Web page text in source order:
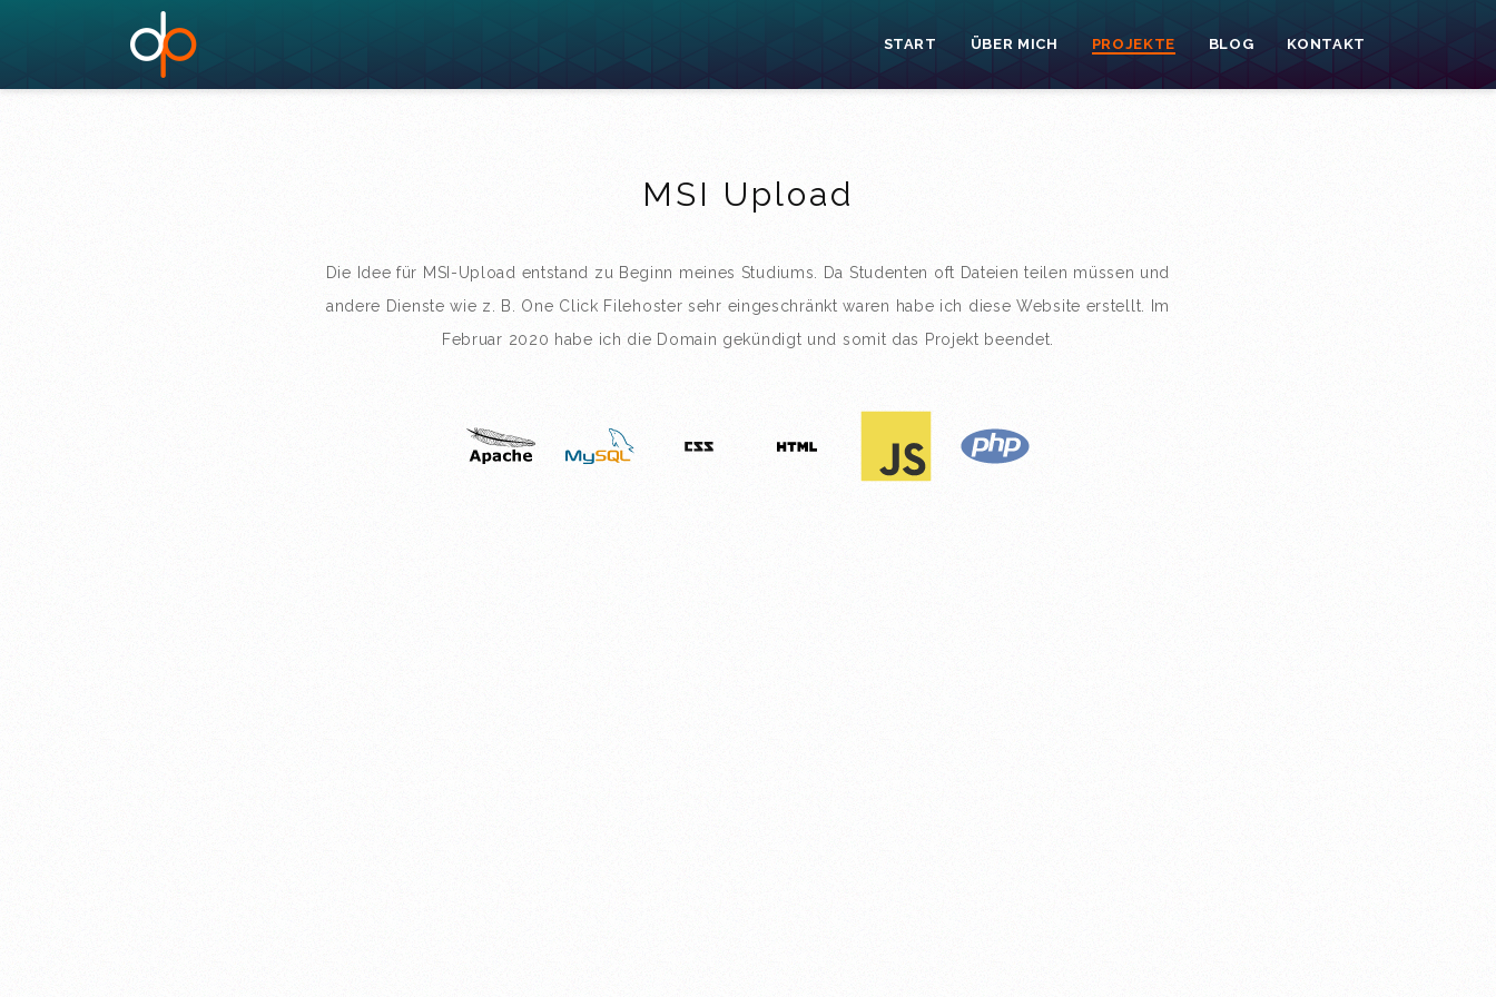
START ÜBER MICH PROJEKTE BLOG KONTAKT
MSI Upload
Die Idee für MSI-Upload entstand zu Beginn meines Studiums. Da Studenten oft Dateien teilen müssen und
andere Dienste wie z. B. One Click Filehoster sehr eingeschränkt waren habe ich diese Website erstellt. Im
Februar 2020 habe ich die Domain gekündigt und somit das Projekt beendet.